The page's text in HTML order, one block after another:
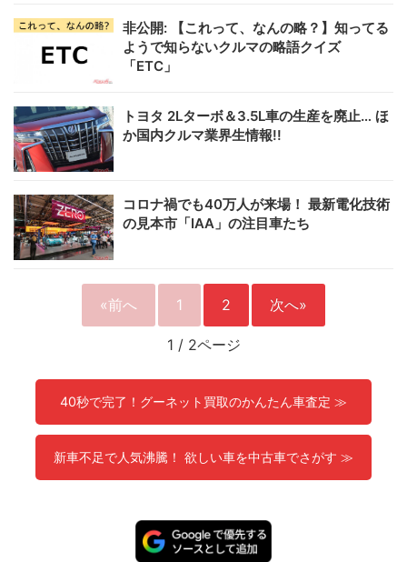
非公開: 【これって、なんの略？】知ってる
ようで知らないクルマの略語クイズ
「ETC」
トヨタ 2Lターボ＆3.5L車の生産を廃止… ほ
か国内クルマ業界生情報!!
コロナ禍でも40万人が来場！ 最新電化技術
の見本市「IAA」の注目車たち
«前へ 1 2 次へ»
1 / 2ページ
40秒で完了！グーネット買取のかんたん車査定 ≫
新車不足で人気沸騰！ 欲しい車を中古車でさがす ≫